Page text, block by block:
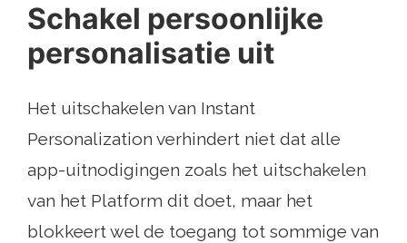
Schakel persoonlijke
personalisatie uit
Het uitschakelen van Instant
Personalization verhindert niet dat alle
app-uitnodigingen zoals het uitschakelen
van het Platform dit doet, maar het
blokkeert wel de toegang tot sommige van